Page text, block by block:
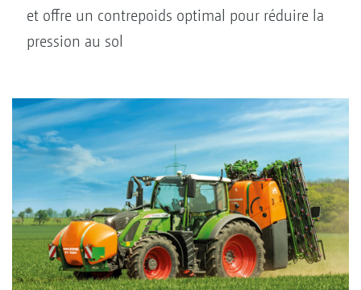
et offre un contrepoids optimal pour réduire la
pression au sol